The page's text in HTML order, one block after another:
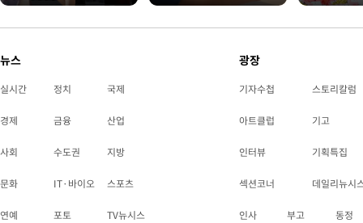
뉴스
실시간 정치 국제
경제 금융 산업
사회 수도권 지방
문화 IT·바이오 스포츠
연예 포토 TV뉴시스
광장
기자수첩 스토리칼럼
아트클럽 기고
인터뷰 기획특집
섹션코너 데일리뉴시
인사 부고 동정